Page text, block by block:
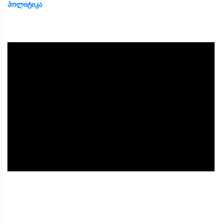
ᲞᲝᲚᲘᲢᲘᲙᲐ